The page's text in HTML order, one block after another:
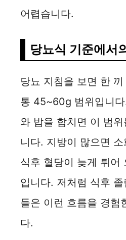
어렵습니다.
당뇨식 기준에서
당뇨 지침을 보면 한
통 45~60g 범위입니
와 밥을 합치면 이 범
니다. 지방이 많으면
식후 혈당이 늦게 튀어
입니다. 저처럼 식후
들은 이런 흐름을 경험
다.